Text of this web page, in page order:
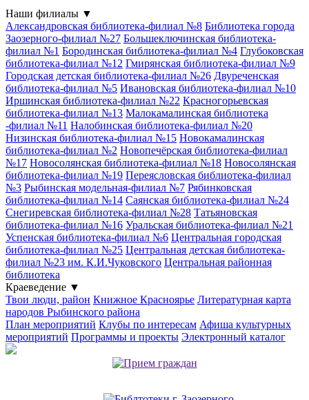
Наши филиалы ▼
Александровская библиотека-филиал №8 Библиотека города
Заозерного-филиал №27 Большеключинская библиотека-
филиал №1 Бородинская библиотека-филиал №4 Глубоковская
библиотека-филиал №12 Гмирянская библиотека-филиал №9
Городская детская библиотека-филиал №26 Двуреченская
библиотека-филиал №5 Ивановская библиотека-филиал №10
Иршинская библиотека-филиал №22 Красногорьевская
библиотека-филиал №13 Малокамалинская библиотека
-филиал №11 Налобинская библиотека-филиал №20
Низинская библиотека-филиал №15 Новокамалинская
библиотека-филиал №2 Новопечёрская библиотека-филиал
№17 Новосолянская библиотека-филиал №18 Новосолянская
библиотека-филиал №19 Переясловская библиотека-филиал
№3 Рыбинская модельная-филиал №7 Рябинковская
библиотека-филиал №14 Саянская библиотека-филиал №24
Снегиревская библиотека-филиал №28 Татьяновская
библиотека-филиал №16 Уральская библиотека-филиал №21
Успенская библиотека-филиал №6 Центральная городская
библиотека-филиал №25 Центральная детская библиотека-
филиал №23 им. К.И.Чуковского Центральная районная
библиотека
Краеведение ▼
Твои люди, район Книжное Красноярье Литературная карта
народов Рыбинского района
План мероприятий Клубы по интересам Афиша культурных
мероприятий Программы и проекты Электронный каталог